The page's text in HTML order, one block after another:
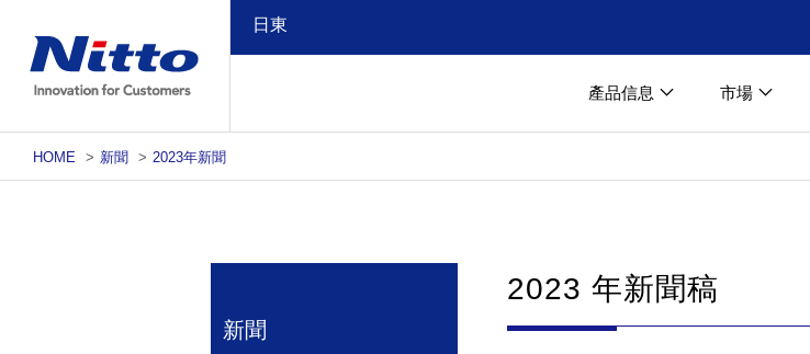
日東
產品信息 市場
HOME > 新聞 > 2023年新聞
2023 年新聞稿
新聞